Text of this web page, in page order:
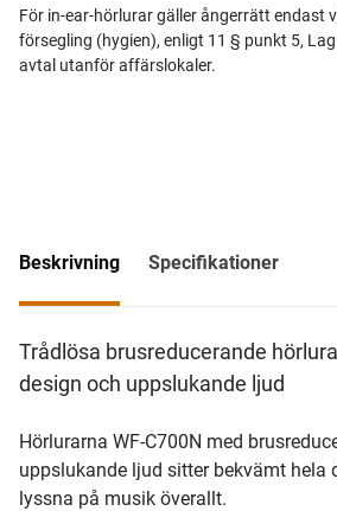
För in-ear-hörlurar gäller ångerrätt endast
försegling (hygien), enligt 11 § punkt 5,
avtal utanför affärslokaler.
Beskrivning Specifikationer
Trådlösa brusreducerande
design och uppslukande ljud
Hörlurarna WF-C700N med
uppslukande ljud sitter bekvämt hela
lyssna på musik överallt.